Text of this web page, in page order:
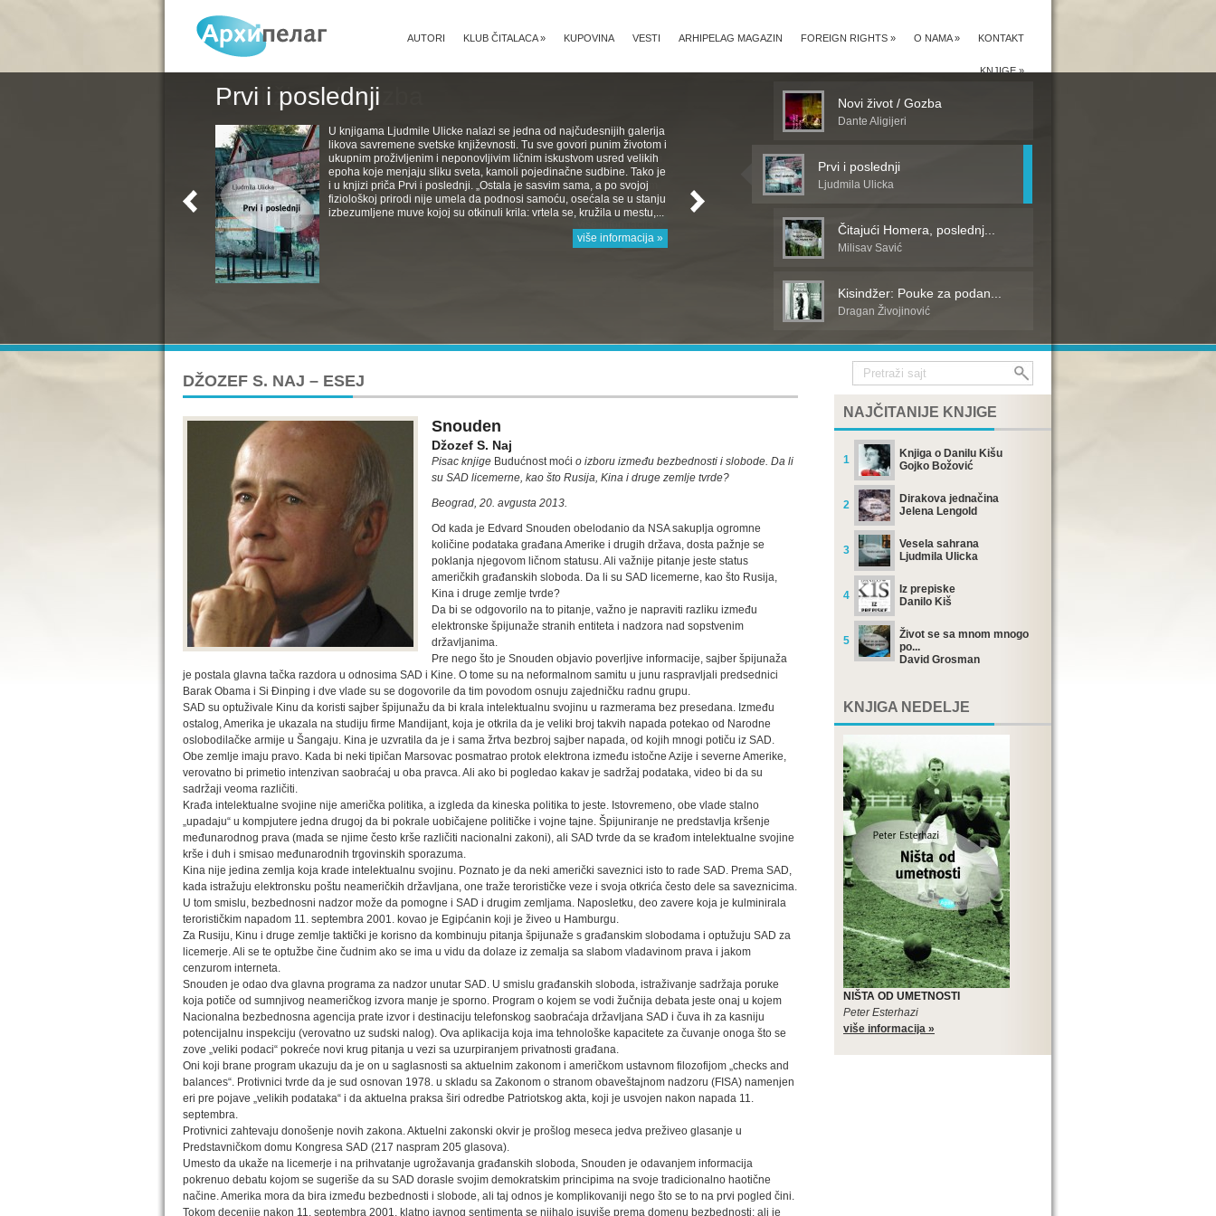
KONTAKT
O NAMA»
FOREIGN RIGHTS »
ARHIPELAG MAGAZIN
VESTI
KUPOVINA
KLUB ČITALACA»
AUTORI
KNJIGE»
Prvi i poslednji
U knjigama Ljudmile Ulicke nalazi se jedna od najčudesnijih galerija
likova savremene svetske književnosti. Tu sve govori punim životom i
ukupnim proživljenim i neponovljivim ličnim iskustvom usred velikih
epoha koje menjaju sliku sveta, kamoli pojedinačne sudbine. Tako je
i u knjizi priča Prvi i poslednji. „Ostala je sasvim sama, a po svojoj
fiziološkoj prirodi nije umela da podnosi samoću, osećala se u stanju
izbezumljene muve kojoj su otkinuli krila: vrtela se, kružila u mestu,...
više informacija »
Novi život / Gozba
Dante Aligijeri
Prvi i poslednji
Ljudmila Ulicka
Čitajući Homera, poslednj...
Milisav Savić
Kisindžer: Pouke za podan...
Dragan Živojinović
DŽOZEF S. NAJ – ESEJ
Snouden
Džozef S. Naj
Pisac knjige Budućnost moći o izboru između bezbednosti i slobode. Da li
su SAD licemerne, kao što Rusija, Kina i druge zemlje tvrde?
Beograd, 20. avgusta 2013.
Od kada je Edvard Snouden obelodanio da NSA sakuplja ogromne
količine podataka građana Amerike i drugih država, dosta pažnje se
poklanja njegovom ličnom statusu. Ali važnije pitanje jeste status
američkih građanskih sloboda. Da li su SAD licemerne, kao što Rusija,
Kina i druge zemlje tvrde?
Da bi se odgovorilo na to pitanje, važno je napraviti razliku između
elektronske špijunaže stranih entiteta i nadzora nad sopstvenim
državljanima.
Pre nego što je Snouden objavio poverljive informacije, sajber špijunaža
je postala glavna tačka razdora u odnosima SAD i Kine. O tome su na neformalnom samitu u junu raspravljali predsednici
Barak Obama i Si Đinping i dve vlade su se dogovorile da tim povodom osnuju zajedničku radnu grupu.
SAD su optuživale Kinu da koristi sajber špijunažu da bi krala intelektualnu svojinu u razmerama bez presedana. Između
ostalog, Amerika je ukazala na studiju firme Mandijant, koja je otkrila da je veliki broj takvih napada potekao od Narodne
oslobodilačke armije u Šangaju. Kina je uzvratila da je i sama žrtva bezbroj sajber napada, od kojih mnogi potiču iz SAD.
Obe zemlje imaju pravo. Kada bi neki tipičan Marsovac posmatrao protok elektrona između istočne Azije i severne Amerike,
verovatno bi primetio intenzivan saobraćaj u oba pravca. Ali ako bi pogledao kakav je sadržaj podataka, video bi da su
sadržaji veoma različiti.
Krađa intelektualne svojine nije američka politika, a izgleda da kineska politika to jeste. Istovremeno, obe vlade stalno
„upadaju“ u kompjutere jedna drugoj da bi pokrale uobičajene političke i vojne tajne. Špijuniranje ne predstavlja kršenje
međunarodnog prava (mada se njime često krše različiti nacionalni zakoni), ali SAD tvrde da se krađom intelektualne svojine
krše i duh i smisao međunarodnih trgovinskih sporazuma.
Kina nije jedina zemlja koja krade intelektualnu svojinu. Poznato je da neki američki saveznici isto to rade SAD. Prema SAD,
kada istražuju elektronsku poštu neameričkih državljana, one traže terorističke veze i svoja otkrića često dele sa saveznicima.
U tom smislu, bezbednosni nadzor može da pomogne i SAD i drugim zemljama. Naposletku, deo zavere koja je kulminirala
terorističkim napadom 11. septembra 2001. kovao je Egipćanin koji je živeo u Hamburgu.
Za Rusiju, Kinu i druge zemlje taktički je korisno da kombinuju pitanja špijunaže s građanskim slobodama i optužuju SAD za
licemerje. Ali se te optužbe čine čudnim ako se ima u vidu da dolaze iz zemalja sa slabom vladavinom prava i jakom
cenzurom interneta.
Snouden je odao dva glavna programa za nadzor unutar SAD. U smislu građanskih sloboda, istraživanje sadržaja poruke
koja potiče od sumnjivog neameričkog izvora manje je sporno. Program o kojem se vodi žučnija debata jeste onaj u kojem
Nacionalna bezbednosna agencija prate izvor i destinaciju telefonskog saobraćaja državljana SAD i čuva ih za kasniju
potencijalnu inspekciju (verovatno uz sudski nalog). Ova aplikacija koja ima tehnološke kapacitete za čuvanje onoga što se
zove „veliki podaci“ pokreće novi krug pitanja u vezi sa uzurpiranjem privatnosti građana.
Oni koji brane program ukazuju da je on u saglasnosti sa aktuelnim zakonom i američkom ustavnom filozofijom „checks and
balances“. Protivnici tvrde da je sud osnovan 1978. u skladu sa Zakonom o stranom obaveštajnom nadzoru (FISA) namenjen
eri pre pojave „velikih podataka“ i da aktuelna praksa širi odredbe Patriotskog akta, koji je usvojen nakon napada 11.
septembra.
Protivnici zahtevaju donošenje novih zakona. Aktuelni zakonski okvir je prošlog meseca jedva preživeo glasanje u
Predstavničkom domu Kongresa SAD (217 naspram 205 glasova).
Umesto da ukaže na licemerje i na prihvatanje ugrožavanja građanskih sloboda, Snouden je odavanjem informacija
pokrenuo debatu kojom se sugeriše da su SAD dorasle svojim demokratskim principima na svoje tradicionalno haotične
načine. Amerika mora da bira između bezbednosti i slobode, ali taj odnos je komplikovaniji nego što se to na prvi pogled čini.
Tokom decenije nakon 11. septembra 2001. klatno javnog sentimenta se njihalo isuviše prema domenu bezbednosti; ali je
NAJČITANIJE KNJIGE
1
Knjiga o Danilu Kišu
Gojko Božović
2
Dirakova jednačina
Jelena Lengold
3
Vesela sahrana
Ljudmila Ulicka
4
Iz prepiske
Danilo Kiš
5
Život se sa mnom mnogo
po...
David Grosman
KNJIGA NEDELJE
NIŠTA OD UMETNOSTI
Peter Esterhazi
više informacija »